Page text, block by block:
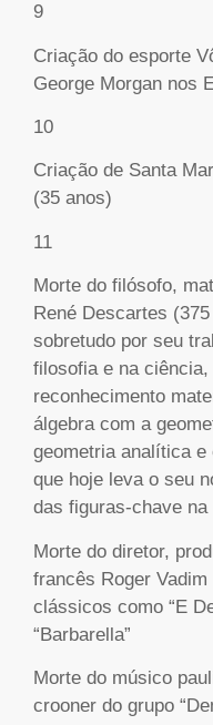
9
Criação do esporte
George Morgan nos
10
Criação de Santa
(35 anos)
11
Morte do filósofo,
René Descartes
sobretudo por seu
filosofia e na
reconhecimento
álgebra com a
geometria analítica e
que hoje leva o seu
das figuras-chave
Morte do diretor,
francês Roger
clássicos como “E
“Barbarella”
Morte do músico
crooner do grupo